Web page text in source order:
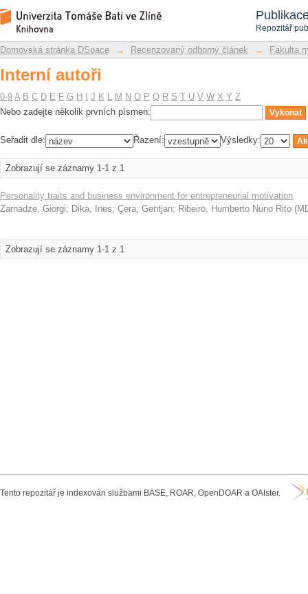
Repozitář
Interní autoři
Repozitář DSpace/Manakin
Domovská stránka DSpace → Recenzovaný odborný článek → Fakulta
Interní autoři
0-9 A B C D E F G H J K L M N O P Q R S T U V W X Y Z
Nebo zadejte několik prvních písmen:
Seřadit dle: Řazení: Výsledky:
Zobrazují se záznamy 1-1 z 1
Personality traits and business environment for entrepreneurial motivation
Zarnadze, Giorgi; Dika, Ines; Çera, Gentjan; Ribeiro, Humberto Nuno Rito (
Zobrazují se záznamy 1-1 z 1
Tento repozitář je indexován službami BASE, ROAR, OpenDOAR a OAIster.